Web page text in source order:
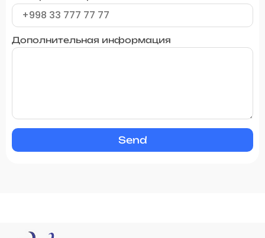
Дополнительная информация
Send